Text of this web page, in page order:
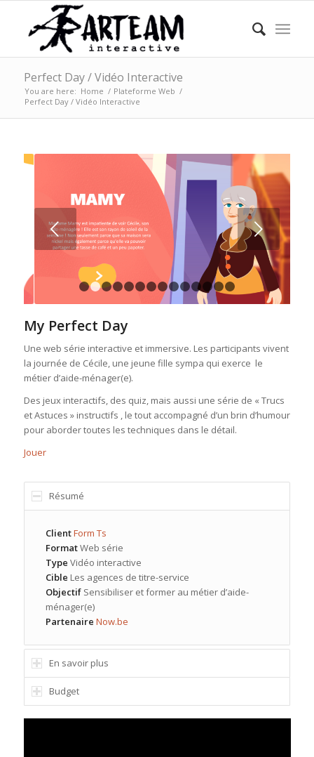
Perfect Day / Vidéo Interactive
You are here: Home / Plateforme Web /
Perfect Day / Vidéo Interactive
Next
1 2 3 4 5 6 7 8 9 101112
My Perfect Day
Une web série interactive et immersive. Les participants vivent
la journée de Cécile, une jeune fille sympa qui exerce le
métier d’aide-ménager(e).
Des jeux interactifs, des quiz, mais aussi une série de « Trucs
et Astuces » instructifs , le tout accompagné d’un brin d’humour
pour aborder toutes les techniques dans le détail.
Jouer
Résumé
ClientForm Ts
FormatWeb série
Type Vidéo interactive
Cible Les agences de titre-service
ObjectifSensibiliser et former au métier d’aide-
ménager(e)
Partenaire Now.be
En savoir plus
Budget